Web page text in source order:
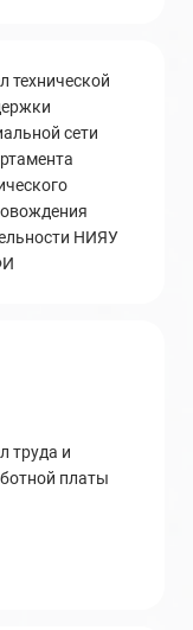
сети
НИЯУ
платы